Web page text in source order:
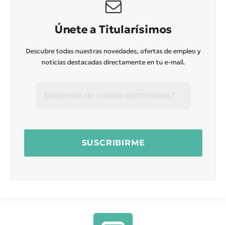
Únete a Titularísimos
Descubre todas nuestras novedades, ofertas de empleo y
noticias destacadas directamente en tu e-mail.